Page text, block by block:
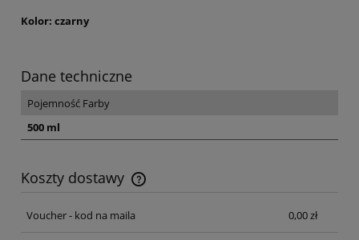
Kolor: czarny
Dane techniczne
Pojemność Farby
500 ml
Koszty dostawy
Cena nie zawiera ewentualnych kosztów płatności
Voucher - kod na maila
0,00 zł